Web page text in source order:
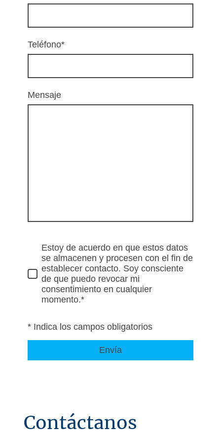
Teléfono*
Mensaje
Estoy de acuerdo en que estos datos
se almacenen y procesen con el fin de
establecer contacto. Soy consciente
de que puedo revocar mi
consentimiento en cualquier
momento.*
* Indica los campos obligatorios
Envía
Contáctanos